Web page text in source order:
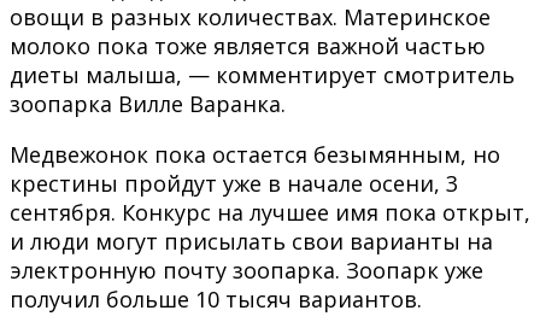
овощи в разных количествах. Материнское
молоко пока тоже является важной частью
диеты малыша, — комментирует смотритель
зоопарка Вилле Варанка.
Медвежонок пока остается безымянным, но
крестины пройдут уже в начале осени, 3
сентября. Конкурс на лучшее имя пока открыт,
и люди могут присылать свои варианты на
электронную почту зоопарка. Зоопарк уже
получил больше 10 тысяч вариантов.